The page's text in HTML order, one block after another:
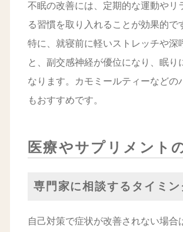
不眠の改善には、定期的な運動やリ
る習慣を取り入れることが効果的で
特に、就寝前に軽いストレッチや深
と、副交感神経が優位になり、眠り
なります。カモミールティーなどの
もおすすめです。
医療やサプリメント
専門家に相談するタイミン
自己対策で症状が改善されない場合